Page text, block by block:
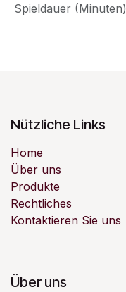
Spieldauer (Minuten)
Nützliche Links
Home
Über uns
Produkte
Rechtliches
Kontaktieren Sie uns
Über uns